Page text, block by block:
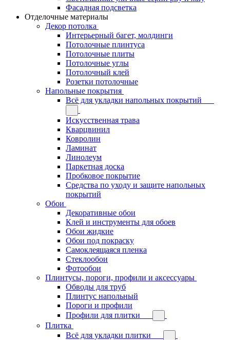
Фасадная подсветка
Отделочные материалы
Декор потолка
Интерьерный багет, молдинги
Потолочные плинтуса
Потолочные плиты
Потолочные углы
Потолочный клей
Розетки потолочные
Напольные покрытия
Всё для укладки напольных покрытий
Искусственная трава
Кварцвинил
Ковролин
Ламинат
Линолеум
Паркетная доска
Пробковое покрытие
Средства по уходу и защите напольных
покрытий
Обои
Декоративные обои
Клей и инструменты для обоев
Обои жидкие
Обои под покраску
Самоклеящаяся пленка
Стеклообои
Фотообои
Плинтусы, пороги, профили и аксессуары
Обводы для труб
Плинтус напольный
Пороги и профили
Профили для плитки
Плитка
Всё для укладки плитки